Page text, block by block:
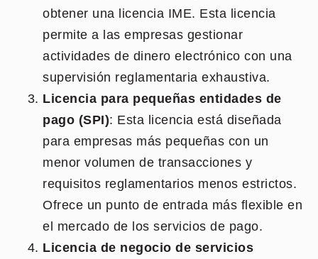
obtener una licencia IME. Esta licencia
permite a las empresas gestionar
actividades de dinero electrónico con una
supervisión reglamentaria exhaustiva.
Licencia para pequeñas entidades de
pago (SPI): Esta licencia está diseñada
para empresas más pequeñas con un
menor volumen de transacciones y
requisitos reglamentarios menos estrictos.
Ofrece un punto de entrada más flexible en
el mercado de los servicios de pago.
Licencia de negocio de servicios